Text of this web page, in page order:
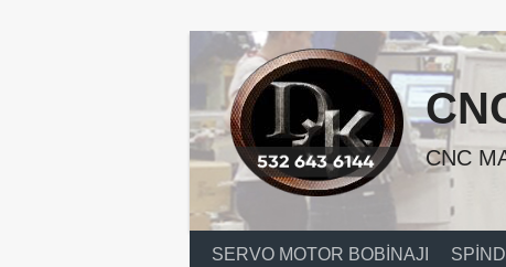
CNC
SERVO MOTOR BOBINAJI